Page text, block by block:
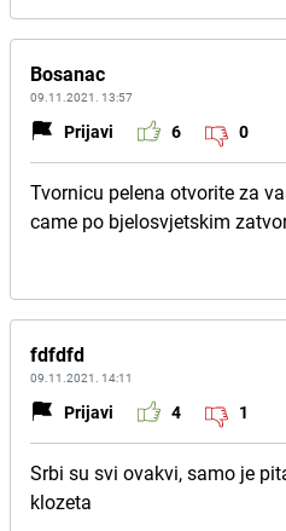
Bosanac
09.11.2021. 13:57
Prijavi 6 0
Tvornicu pelena otvorite za
came po bjelosvjetskim
fdfdfd
09.11.2021. 14:11
Prijavi 4 1
Srbi su svi ovakvi, samo je
klozeta